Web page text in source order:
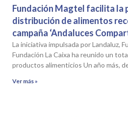
Fundación Magtel facilita la
distribución de alimentos
campaña ‘Andaluces
La iniciativa impulsada por Landaluz,
Fundación La Caixa ha reunido un
productos alimenticios Un año más,
Ver más »